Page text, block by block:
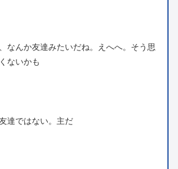
なんか友達みたいだね。えへへ。そう思
ないかも
達ではない。主だ